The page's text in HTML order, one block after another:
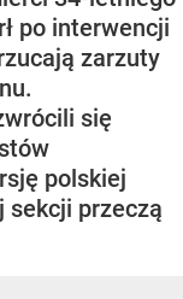
po interwencji
zarzuty
się
polskiej
sekcji przeczą